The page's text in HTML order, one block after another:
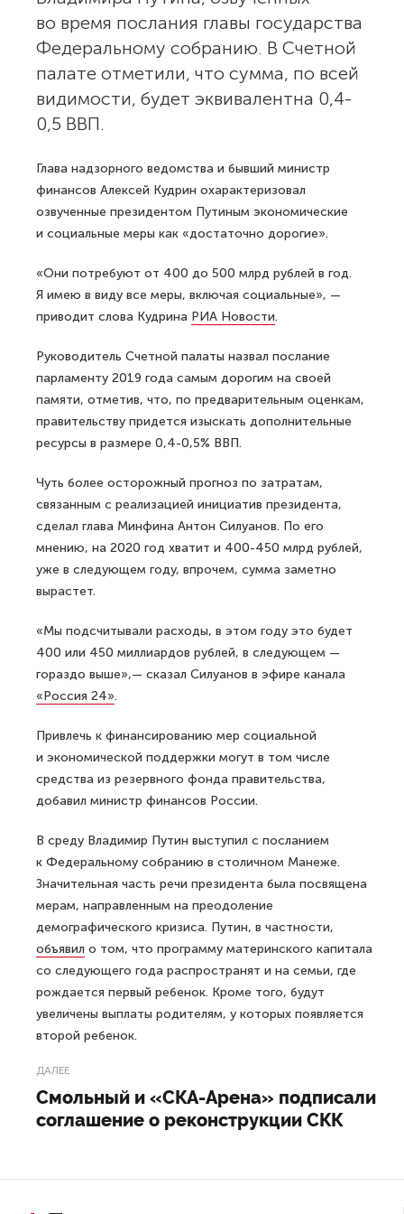
во время послания главы государства
Федеральному собранию. В Счетной
палате отметили, что сумма, по всей
видимости, будет эквивалентна 0,4-
0,5 ВВП.
Глава надзорного ведомства и бывший министр
финансов Алексей Кудрин охарактеризовал
озвученные президентом Путиным экономические
и социальные меры как «достаточно дорогие».
«Они потребуют от 400 до 500 млрд рублей в год.
Я имею в виду все меры, включая социальные», —
приводит слова Кудрина РИА Новости.
Руководитель Счетной палаты назвал послание
парламенту 2019 года самым дорогим на своей
памяти, отметив, что, по предварительным оценкам,
правительству придется изыскать дополнительные
ресурсы в размере 0,4-0,5% ВВП.
Чуть более осторожный прогноз по затратам,
связанным с реализацией инициатив президента,
сделал глава Минфина Антон Силуанов. По его
мнению, на 2020 год хватит и 400-450 млрд рублей,
уже в следующем году, впрочем, сумма заметно
вырастет.
«Мы подсчитывали расходы, в этом году это будет
400 или 450 миллиардов рублей, в следующем —
гораздо выше»,— сказал Силуанов в эфире канала
«Россия 24».
Привлечь к финансированию мер социальной
и экономической поддержки могут в том числе
средства из резервного фонда правительства,
добавил министр финансов России.
В среду Владимир Путин выступил с посланием
к Федеральному собранию в столичном Манеже.
Значительная часть речи президента была посвящена
мерам, направленным на преодоление
демографического кризиса. Путин, в частности,
объявил о том, что программу материнского капитала
со следующего года распространят и на семьи, где
рождается первый ребенок. Кроме того, будут
увеличены выплаты родителям, у которых появляется
второй ребенок.
ДАЛЕЕ
Смольный и «СКА-Арена» подписали
соглашение о реконструкции СКК